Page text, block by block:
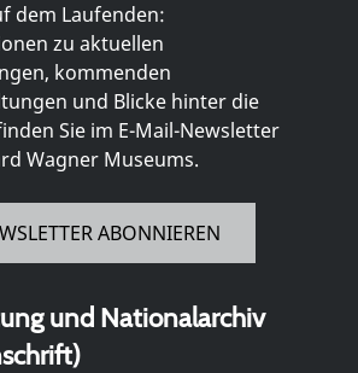
dem Laufenden:
zu aktuellen
kommenden
und Blicke hinter die
Sie im E-Mail-Newsletter
Wagner Museums.
ABONNIEREN
und Nationalarchiv